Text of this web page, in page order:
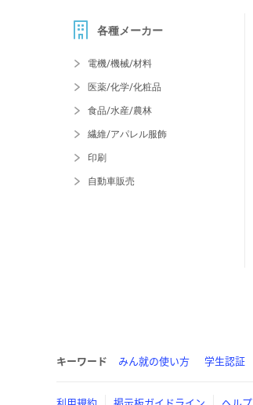
各種メーカー
電機/機械/材料
医薬/化学/化粧品
食品/水産/農林
繊維/アパレル服飾
印刷
自動車販売
キーワード みん就の使い方 学生認証